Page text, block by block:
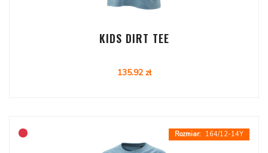
KIDS DIRT TEE
135.92 zł
164/12-14Y